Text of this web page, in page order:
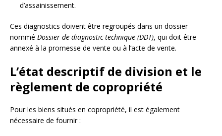
d’assainissement.
Ces diagnostics doivent être regroupés dans un dossier
nommé Dossier de diagnostic technique (DDT), qui doit être
annexé à la promesse de vente ou à l’acte de vente.
L’état descriptif de division et le
règlement de copropriété
Pour les biens situés en copropriété, il est également
nécessaire de fournir :